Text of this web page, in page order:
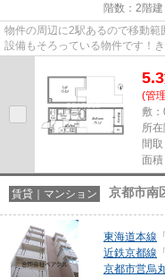
階数：2階建
物件の周辺に2駅あるので移動範
設備もそろっている物件です！
5.3
(管
敷
所
間
面
賃貸｜マンション 京都市南
東海道本線 「
近鉄京都線 「
京都市営烏